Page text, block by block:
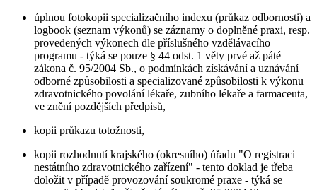
úplnou fotokopii specializačního indexu (průkaz odbornosti) a
logbook (seznam výkonů) se záznamy o doplněné praxi, resp.
provedených výkonech dle příslušného vzdělávacího
programu - týká se pouze § 44 odst. 1 věty prvé až páté
zákona č. 95/2004 Sb., o podmínkách získávání a uznávání
odborné způsobilosti a specializované způsobilosti k výkonu
zdravotnického povolání lékaře, zubního lékaře a farmaceuta,
ve znění pozdějších předpisů,
kopii průkazu totožnosti,
kopii rozhodnutí krajského (okresního) úřadu "O registraci
nestátního zdravotnického zařízení" - tento doklad je třeba
doložit v případě provozování soukromé praxe - týká se